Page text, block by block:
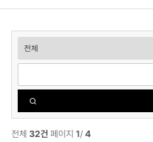
술
대
검
전체 32건 페이지 1/ 4